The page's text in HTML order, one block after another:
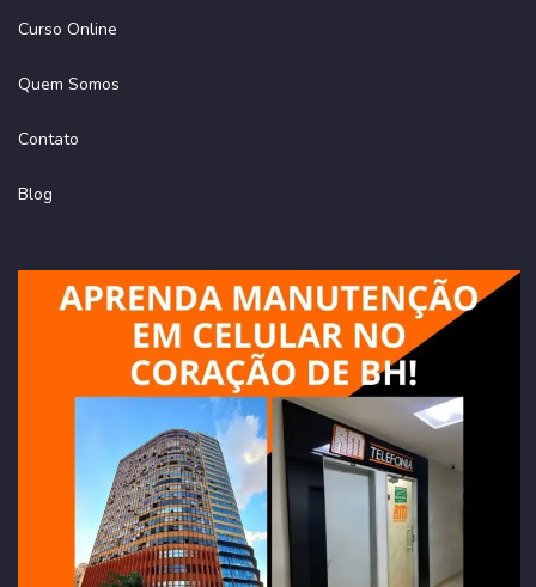
Curso Online
Quem Somos
Contato
Blog